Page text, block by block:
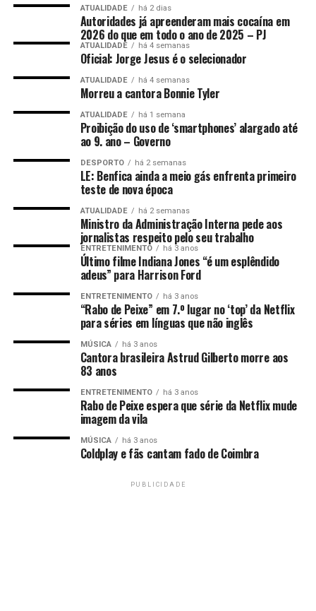
ATUALIDADE há 2 dias
Autoridades já apreenderam mais cocaína em
2026 do que em todo o ano de 2025 – PJ
ATUALIDADE há 4 semanas
Oficial: Jorge Jesus é o selecionador
ATUALIDADE há 4 semanas
Morreu a cantora Bonnie Tyler
ATUALIDADE há 1 semana
Proibição do uso de ‘smartphones’ alargado até
ao 9. ano – Governo
DESPORTO há 2 semanas
LE: Benfica ainda a meio gás enfrenta primeiro
teste de nova época
ATUALIDADE há 2 semanas
Ministro da Administração Interna pede aos
jornalistas respeito pelo seu trabalho
ENTRETENIMENTO há 3 anos
Último filme Indiana Jones “é um esplêndido
adeus” para Harrison Ford
ENTRETENIMENTO há 3 anos
“Rabo de Peixe” em 7.º lugar no ‘top’ da Netflix
para séries em línguas que não inglês
MÚSICA há 3 anos
Cantora brasileira Astrud Gilberto morre aos
83 anos
ENTRETENIMENTO há 3 anos
Rabo de Peixe espera que série da Netflix mude
imagem da vila
MÚSICA há 3 anos
Coldplay e fãs cantam fado de Coimbra
PUBLICIDADE